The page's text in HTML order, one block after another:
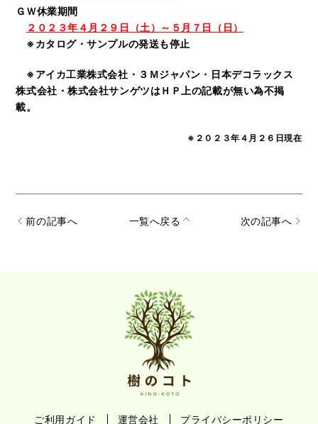
ＧＷ休業期間
２０２３年４月２９日（土）～５月７日（日）
※カタログ・サンプルの発送も停止
※アイカ工業株式会社・３Ｍジャパン・日本デコラックス
株式会社・株式会社サンゲツはＨＰ上の記載が無い為不掲
載。
※２０２３年４月２６日現在
前の記事へ 一覧へ戻る 次の記事へ
ご利用ガイド 運営会社 プライバシーポリシー